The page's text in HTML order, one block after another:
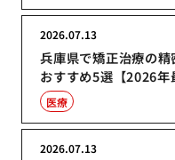
兵庫県で矯正治療の
おすすめ5選【2026年
2026.07.13
医療
2026.07.13